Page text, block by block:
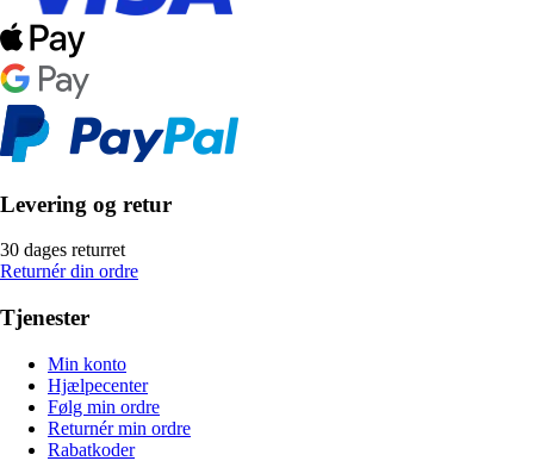
Levering og retur
30 dages returret
Returnér din ordre
Tjenester
Min konto
Hjælpecenter
Følg min ordre
Returnér min ordre
Rabatkoder